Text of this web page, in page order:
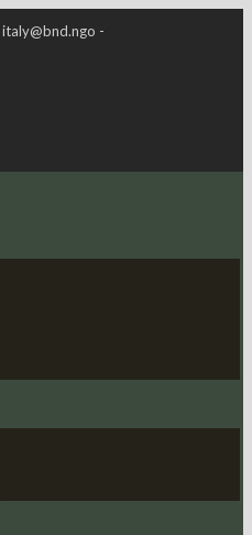
italy@bnd.ngo -